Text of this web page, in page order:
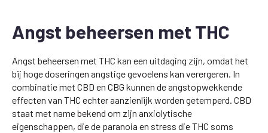
Angst beheersen met THC
Angst beheersen met THC kan een uitdaging zijn, omdat het
bij hoge doseringen angstige gevoelens kan verergeren. In
combinatie met CBD en CBG kunnen de angstopwekkende
effecten van THC echter aanzienlijk worden getemperd. CBD
staat met name bekend om zijn anxiolytische
eigenschappen, die de paranoia en stress die THC soms